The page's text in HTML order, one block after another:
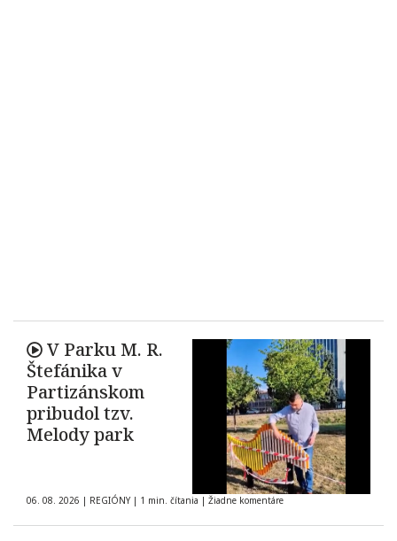
V Parku M. R.
Štefánika v
Partizánskom
pribudol tzv.
Melody park
06. 08. 2026 | REGIÓNY | 1 min. čítania | Žiadne komentáre